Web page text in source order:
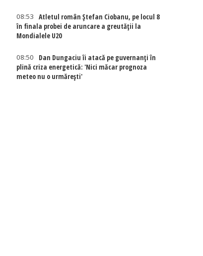
08:53
Atletul român Ștefan Ciobanu, pe locul 8
în finala probei de aruncare a greutății la
Mondialele U20
08:50
Dan Dungaciu îi atacă pe guvernanți în
plină criza energetică: 'Nici măcar prognoza
meteo nu o urmărești'